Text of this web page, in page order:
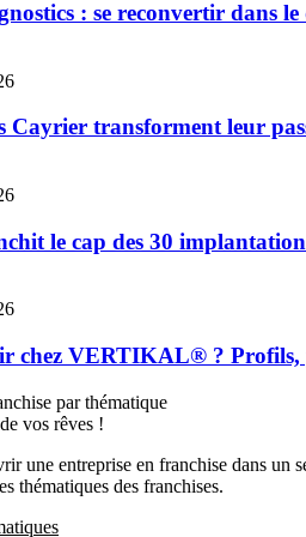
: se reconvertir dans
Cayrier transforment leur
le cap des 30
chez VERTIKAL® ? Profils,
par thématique
vos rêves !
une entreprise en franchise dans un
thématiques des franchises.